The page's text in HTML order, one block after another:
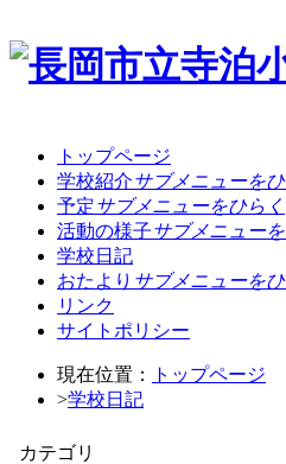
トップページ
学校紹介サブメニューを
予定サブメニューをひらく
活動の様子サブメニュー
学校日記
おたより サブメニューを
リンク
サイトポリシー
現在位置：
トップページ
>学校日記